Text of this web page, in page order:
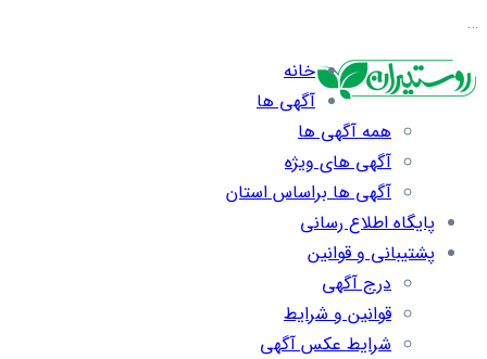
…
خانه
آگهی ها
همه آگهی ها
آگهی های ویژه
آگهی ها براساس استان
پایگاه اطلاع رسانی
پشتیبانی و قوانین
درج آگهی
قوانین و شرایط
شرایط عکس آگهی